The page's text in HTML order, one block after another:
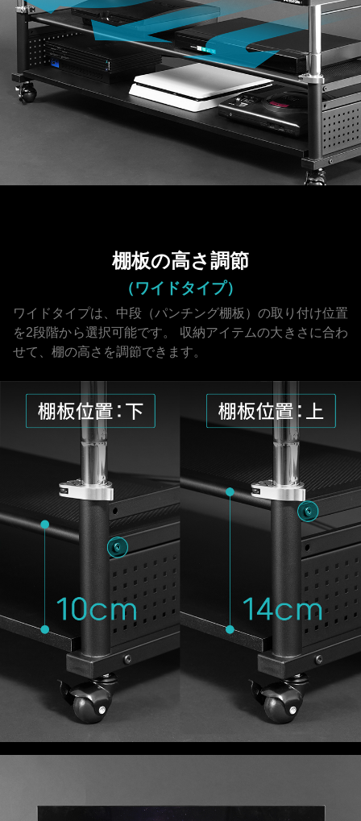
棚板の高さ調節
（ワイドタイプ）
ワイドタイプは、中段（パンチング棚板）の取り付け位置
を2段階から選択可能です。
収納アイテムの大きさに合わ
せて、棚の高さを調節できます。